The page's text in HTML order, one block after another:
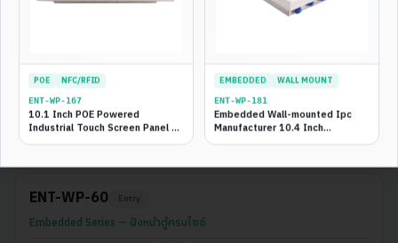
วัสดุ
Aluminum Alloy
ความสว่าง
เหมาะกับ
HMI ทั่วไป, ตู้คอนโทรลในร่ม, งบจำกัด
กิจกรรม
เปลี่ยน HMI Schneider/Siemens เก่า, ตู้ MCC ใน
ห้องไฟฟ้า
ENT-WP-60 Entry
Embedded Series — ฝังหน้าตู้ครบไซซ์
POE NFC/RFID
ENT-WP-167
10.1 Inch POE Powered
Industrial Touch Screen Panel Pc
EMBEDDED WALL MOUNT
ENT-WP-181
Embedded Wall-mounted Ipc
Manufacturer 10.4 Inch